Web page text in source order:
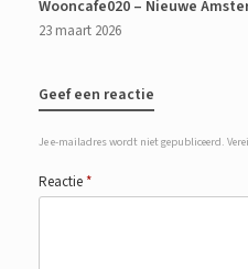
Wooncafe020 – Nieuwe
23 maart 2026
Geef een reactie
Je e-mailadres wordt niet gepubliceerd.
Reactie*